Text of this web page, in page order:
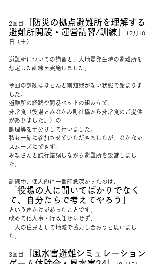
2回目
「防災の拠点避難所を理解する
避難所開設・運営講習/訓練」
12月10
日（土）
避難所についての講習と、大地震発生時の避難所を
想定した訓練を実施しました。
今回の訓練はほとんど前知識がない状態で始まりま
した。
避難所の経路や簡易ベッドの組み立て、
非常食（役場とみなかみ町社協から非常食のご提供
がありました。）の
調理等を手分けして行いました。
私も一緒に参加させていただきましたが、なかなか
スムーズにできず、
みなさんと試行錯誤しながら避難所を設営しまし
た。
訓練中、個人的に一番印象深かったのは、
「役場の人に聞いてばかりでなく
て、自分たちで考えてやろう」
という声かけがあったことです。
改めて他人事・行政任せにせず、
一人の住民として地域で協力し合おうと思いまし
た。
3回目
「風水害避難シミュレーション